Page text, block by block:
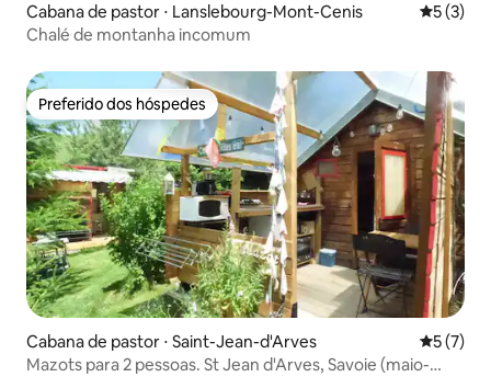
Cabana de pastor ⋅ Lanslebourg-Mont-Cenis 5 de
5 (3)
Chalé de montanha incomum
Preferido dos hóspedes
Preferido dos hóspedes
Cabana de pastor ⋅ Saint-Jean-d'Arves 5 de
5 (7)
Mazots para 2 pessoas. St Jean d'Arves, Savoie (maio-